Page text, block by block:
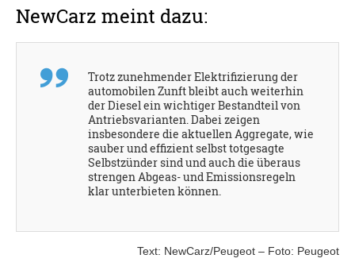
NewCarz meint dazu:
Trotz zunehmender Elektrifizierung der
automobilen Zunft bleibt auch weiterhin
der Diesel ein wichtiger Bestandteil von
Antriebsvarianten. Dabei zeigen
insbesondere die aktuellen Aggregate, wie
sauber und effizient selbst totgesagte
Selbstzünder sind und auch die überaus
strengen Abgeas- und Emissionsregeln
klar unterbieten können.
Text: NewCarz/Peugeot – Foto: Peugeot